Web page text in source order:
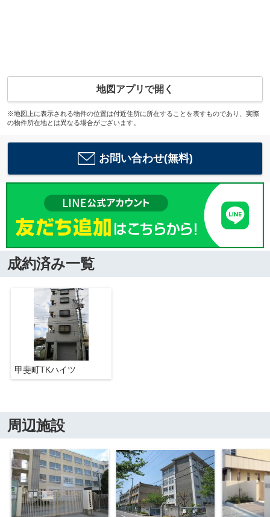
地図アプリで開く
※地図上に表示される物件の位置は付近住所に所在することを表すものであり、実際
の物件所在地とは異なる場合がございます。
お問い合わせ(無料)
成約済み一覧
甲斐町TKハイツ
周辺施設